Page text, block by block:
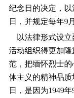
纪念日的决定，
日，并规定每年9
以法律形式设立
活动组织得更加
范，把缅怀烈士
体主义的精神品
日，是因为1949